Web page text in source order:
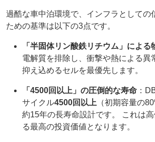
過酷な車中泊環境で、インフラとしての
ための基準は以下の3点です。
「半固体リン酸鉄リチウム」による
電解質を排除し、衝撃や熱による異
抑え込めるセルを最優先します。
「4500回以上」の圧倒的な寿命 ：
サイクル4500回以上 （初期容量の
約15年の長寿命設計です。 これは
る最高の投資価値となります。